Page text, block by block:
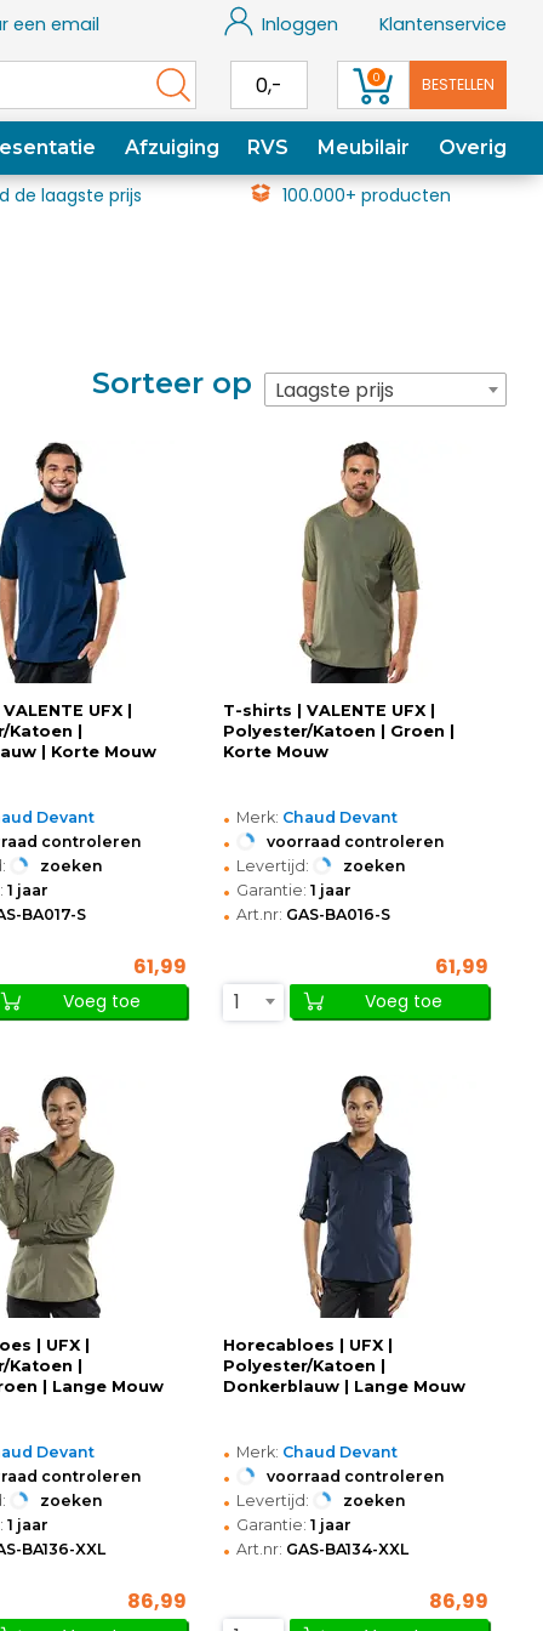
een email Inloggen Klantenservice
0,- 0 BESTELLEN
Afzuiging RVS Meubilair Overig
de laagste prijs 100.000+ producten
Sorteer op Laagste prijs
UFX |
Katoen |
| Korte Mouw
Devant
controleren
zoeken
1 jaar
BA017-S
61,99
Voeg toe
T-shirts | VALENTE UFX |
Polyester/Katoen | Groen |
Korte Mouw
• Merk: Chaud Devant
• voorraad controleren
• Levertijd: zoeken
• Garantie: 1 jaar
• Art.nr: GAS-BA016-S
61,99
1
Voeg toe
| UFX |
Katoen |
| Lange Mouw
Devant
controleren
zoeken
1 jaar
BA136-XXL
86,99
Horecabloes | UFX |
Polyester/Katoen |
Donkerblauw | Lange Mouw
• Merk: Chaud Devant
• voorraad controleren
• Levertijd: zoeken
• Garantie: 1 jaar
• Art.nr: GAS-BA134-XXL
86,99